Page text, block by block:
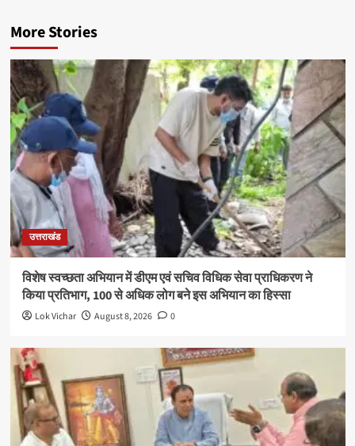
More Stories
उत्तराखंड
विशेष स्वच्छता अभियान में डीएम एवं सचिव विधिक सेवा प्राधिकरण ने
किया प्रतिभाग, 100 से अधिक लोग बने इस अभियान का हिस्सा
Lok Vichar August 8, 2026 0